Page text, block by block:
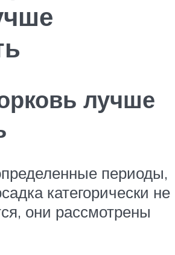
лучше
периоды,
категорически не
они рассмотрены